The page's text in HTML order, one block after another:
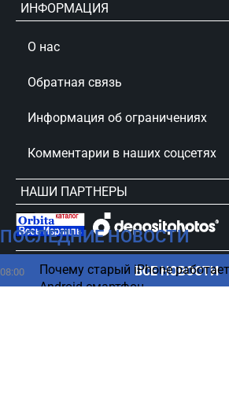
ПОСЛЕДНИЕ НОВОСТИ
08:00
Почему старый iPhone
Android-смартфон
ВСЕ НОВОСТИ
ИНФОРМАЦИЯ
О нас
Обратная связь
Информация об ограничениях
Комментарии в наших соцсетях
НАШИ ПАРТНЕРЫ
сursorinfo.co.il © Все права